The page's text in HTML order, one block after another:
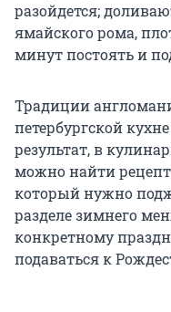
разойдется;
ямайского рома,
минут постоять и
Традиции
петербургской
результат, в
можно найти
который нужно
разделе зимнего
конкретному
подаваться к